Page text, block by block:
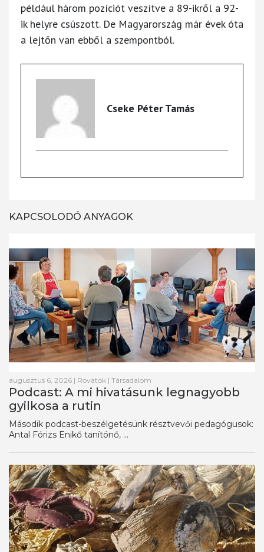
például három pozíciót veszítve a 89-ikről a 92-
ik helyre csúszott. De Magyarország már évek óta
a lejtőn van ebből a szempontból.
Cseke Péter Tamás
KAPCSOLODÓ ANYAGOK
augusztus 6, 2026 | Rovatok | Társadalom
Podcast: A mi hivatásunk legnagyobb
gyilkosa a rutin
Második podcast-beszélgetésünk résztvevői pedagógusok:
Antal Fórizs Enikő tanítónő, ...